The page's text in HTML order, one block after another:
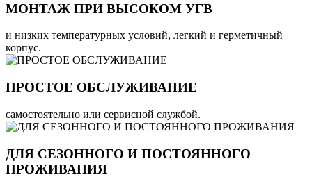
МОНТАЖ ПРИ ВЫСОКОМ УГВ
и низких температурных условий, легкий и герметичный
корпус.
ПРОСТОЕ ОБСЛУЖИВАНИЕ
самостоятельно или сервисной службой.
ДЛЯ СЕЗОННОГО И ПОСТОЯННОГО
ПРОЖИВАНИЯ